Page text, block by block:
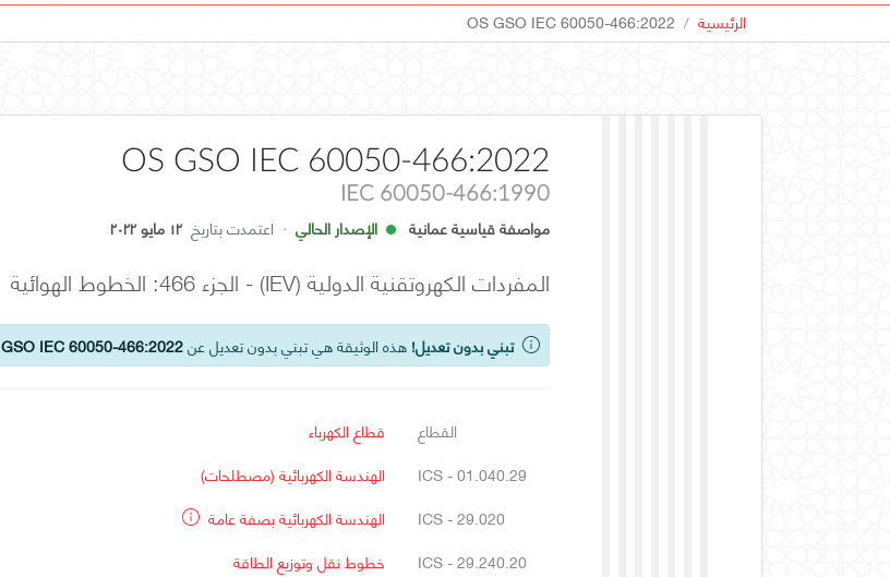
الرئيسية OS GSO IEC 60050-466:2022
OS GSO IEC 60050-466:2022
IEC 60050-466:1990
مواصفة قياسية عمانية الإصدار الحالي · اعتمدت بتاريخ ١٢ مايو ٢٠٢٢
المفردات الكهروتقنية الدولية (IEV) - الجزء 466: الخطوط الهوائية
تبني بدون تعديل! هذه الوثيقة هي تبني بدون تعديل عنGSO IEC 60050-466:2022
القطاع
قطاع الكهرباء
ICS - 01.040.29
الهندسة الكهربائية (مصطلحات)
ICS - 29.020
الهندسة الكهربائية بصفة عامة
ICS - 29.240.20
خطوط نقل وتوزيع الطاقة